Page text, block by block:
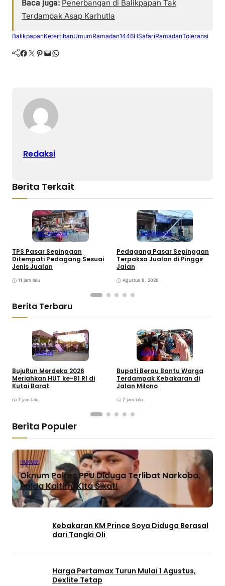
Baca juga: Penerbangan di Balikpapan Tak
Terdampak Asap Karhutla
BalikpapanKetertibanUmumRamadan1446HSafariRamadanToleransi
Facebook Twitter Pinterest Mail WhatsApp
Redaksi
Berita Terkait
BALIKPAPAN
TPS Pasar Sepinggan
Ditempati Pedagang Sesuai
Jenis Jualan
11 jam lalu
BALIKPAPAN
Pedagang Pasar Sepinggan
Terpaksa Jualan di Pinggir
Jalan
Agustus 8, 2026
Berita Terbaru
KUBAR
BujuRun Merdeka 2026
Meriahkan HUT ke-81 RI di
Kutai Barat
7 jam lalu
BERAU
Bupati Berau Bantu Warga
Terdampak Kebakaran di
Jalan Milono
7 jam lalu
Berita Populer
HUKUM
Oknum Polres PPU Diduga Terlibat Narkoba,
Polda Kaltim: Kita Sikat!
Kebakaran KM Prince Soya Diduga Berasal
dari Tangki Oli
Harga Pertamax Turun Mulai 1 Agustus,
Dexlite Tetap